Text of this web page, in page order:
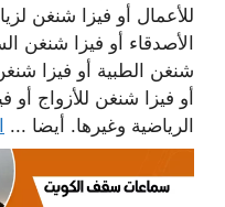
للأعمال أو فيزا شنغن
الأصدقاء أو فيزا شنغن
شنغن الطبية أو فيزا
أو فيزا شنغن للأزواج أو
الرياضية وغيرها. أيضا ...